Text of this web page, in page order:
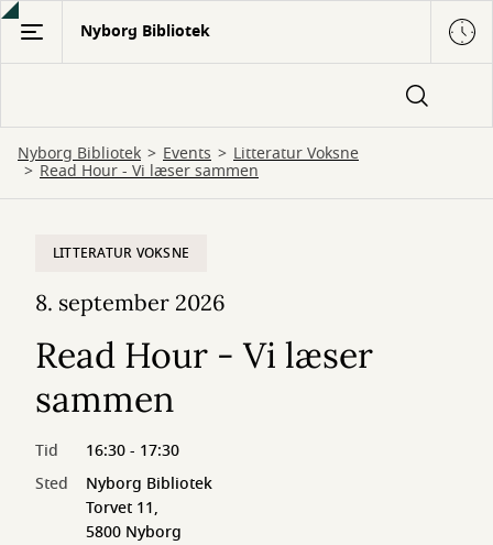
Gå
hovedindhold
Nyborg Bibliotek
Nyborg Bibliotek Events Litteratur Voksne
Read Hour - Vi læser sammen
LITTERATUR VOKSNE
8. september 2026
Read Hour - Vi læser
sammen
Tid
16:30 - 17:30
Sted
Nyborg Bibliotek
Torvet 11,
5800 Nyborg